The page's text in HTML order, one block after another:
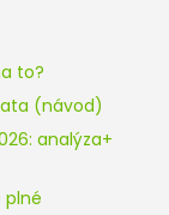
to?
(návod)
analýza+
plné